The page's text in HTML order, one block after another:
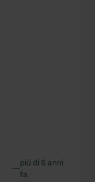
—più di 6 anni
fa